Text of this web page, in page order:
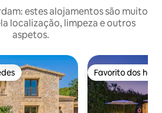
estes alojamentos são muito
localização, limpeza e outros
aspetos.
mais apreciados Favorito dos
Favorito dos